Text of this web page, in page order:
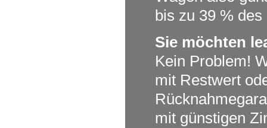
bis zu 39 %
Sie möchten
Kein Problem!
mit Restwert
mit günstigen